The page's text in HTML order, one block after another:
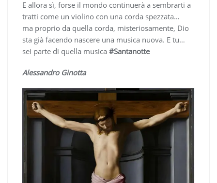
E allora sì, forse il mondo continuerà a sembrarti a
tratti come un violino con una corda spezzata…
ma proprio da quella corda, misteriosamente, Dio
sta già facendo nascere una musica nuova. E tu…
sei parte di quella musica #Santanotte
Alessandro Ginotta